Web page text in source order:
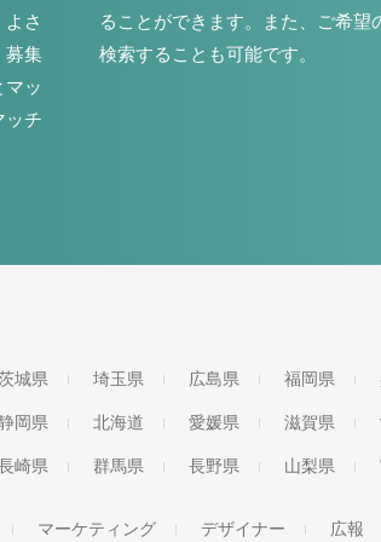
さ
募集
マッ
ッチ
ることができます。また、ご希望
検索することも可能です。
城県 埼玉県 広島県 福岡県
岡県 北海道 愛媛県 滋賀県
崎県 群馬県 長野県 山梨県
マーケティング デザイナー 広報